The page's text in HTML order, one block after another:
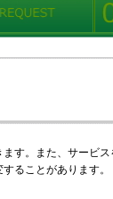
す。また、サービ
ることがあります。